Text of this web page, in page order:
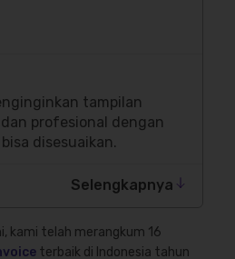
tampilan
profesional dengan
disesuaikan.
Selengkapnya
kami telah merangkum 16
terbaik di Indonesia tahun